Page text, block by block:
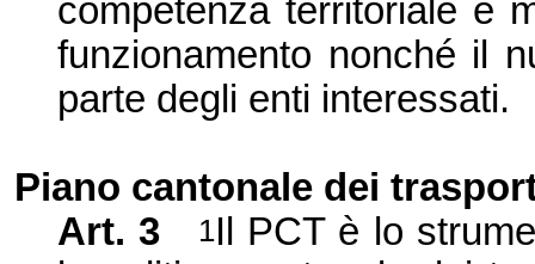
competenza territoriale e
funzionamento nonché il
parte degli enti interessati.
Piano cantonale dei
Art. 3
1Il PCT è lo